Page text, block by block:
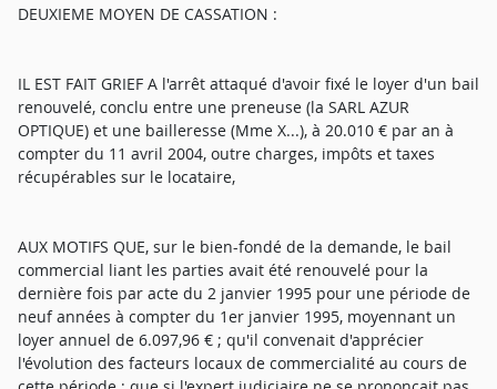
DEUXIEME MOYEN DE CASSATION :
IL EST FAIT GRIEF A l'arrêt attaqué d'avoir fixé le loyer d'un bail
renouvelé, conclu entre une preneuse (la SARL AZUR
OPTIQUE) et une bailleresse (Mme X...), à 20.010 € par an à
compter du 11 avril 2004, outre charges, impôts et taxes
récupérables sur le locataire,
AUX MOTIFS QUE, sur le bien-fondé de la demande, le bail
commercial liant les parties avait été renouvelé pour la
dernière fois par acte du 2 janvier 1995 pour une période de
neuf années à compter du 1er janvier 1995, moyennant un
loyer annuel de 6.097,96 € ; qu'il convenait d'apprécier
l'évolution des facteurs locaux de commercialité au cours de